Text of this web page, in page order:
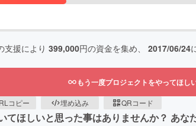
支援により 399,000円の資金を集め、 2017/06/24
もう一度プロジェクトをやってほし
コピー 埋め込み QRコード
ほしいと思った事はありませんか？ あ